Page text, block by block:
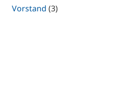
Vorstand (3)